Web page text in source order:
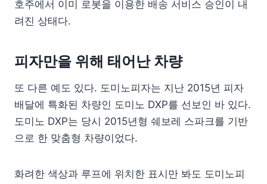
호주에서 이미 로봇을 이용한 배송 서비스 승인이 내
려진 상태다.
피자만을 위해 태어난 차량
또 다른 예도 있다. 도미노피자는 지난 2015년 피자
배달에 특화된 차량인 도미노 DXP를 선보인 바 있다.
도미노 DXP는 당시 2015년형 쉐보레 스파크를 기반
으로 한 맞춤형 차량이었다.
화려한 색상과 루프에 위치한 표시만 봐도 도미노피